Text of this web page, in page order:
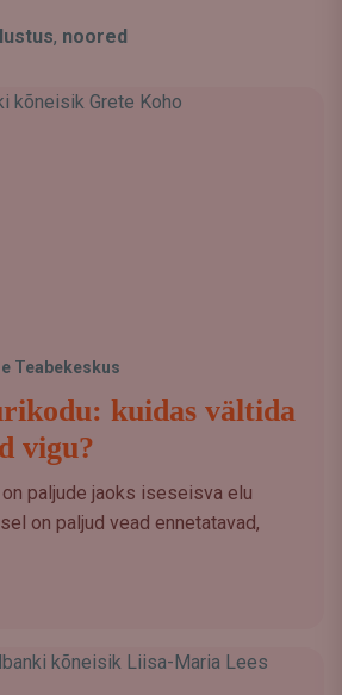
, noored
Teabekeskus
kuidas vältida
vigu?
paljude jaoks iseseisva elu
on paljud vead ennetatavad,